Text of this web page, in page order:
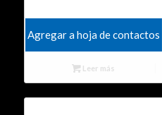
Agregar a hoja de contactos
Leer más